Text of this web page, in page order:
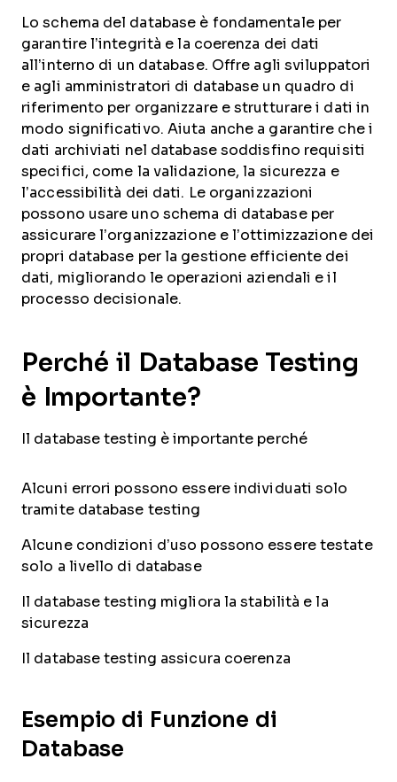
Lo schema del database è fondamentale per
garantire l’integrità e la coerenza dei dati
all’interno di un database. Offre agli sviluppatori
e agli amministratori di database un quadro di
riferimento per organizzare e strutturare i dati in
modo significativo. Aiuta anche a garantire che i
dati archiviati nel database soddisfino requisiti
specifici, come la validazione, la sicurezza e
l’accessibilità dei dati. Le organizzazioni
possono usare uno schema di database per
assicurare l’organizzazione e l’ottimizzazione dei
propri database per la gestione efficiente dei
dati, migliorando le operazioni aziendali e il
processo decisionale.
Perché il Database Testing
è Importante?
Il database testing è importante perché
Alcuni errori possono essere individuati solo
tramite database testing
Alcune condizioni d’uso possono essere testate
solo a livello di database
Il database testing migliora la stabilità e la
sicurezza
Il database testing assicura coerenza
Esempio di Funzione di
Database